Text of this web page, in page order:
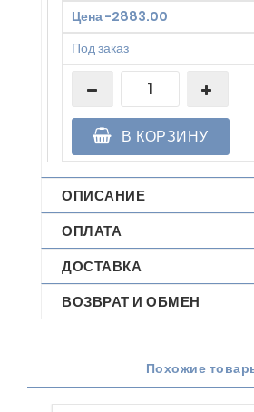
Цена-2883.00
Под заказ
В КОРЗИНУ
ОПИСАНИЕ
ОПЛАТА
ДОСТАВКА
ВОЗВРАТ И ОБМЕН
Похожие